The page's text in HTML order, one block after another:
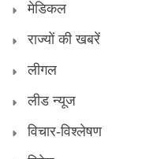
मेडिकल
राज्यों की खबरें
लीगल
लीड न्यूज
विचार-विश्लेषण